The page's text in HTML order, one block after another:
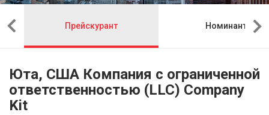
Прейскурант Номинант
Юта, США Компания с ограниченной
ответственностью (LLC) Company
Kit